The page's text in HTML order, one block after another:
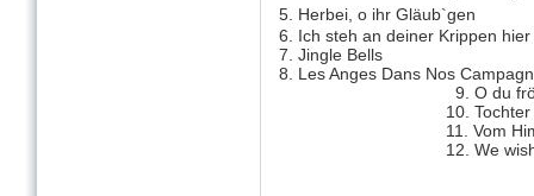
5. Herbei, o ihr Gläub`gen
6. Ich steh an deiner Krippen hier
7. Jingle Bells
8. Les Anges Dans Nos
9. O du
10. Tochter Zion,
11. Vom Himmel
12. We wish you a